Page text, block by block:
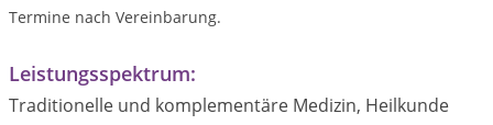
Termine nach Vereinbarung.
Leistungsspektrum:
Traditionelle und komplementäre Medizin, Heilkunde